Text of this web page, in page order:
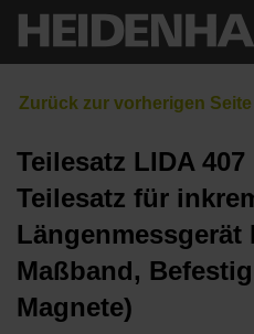
Teilesatz LIDA 407
Teilesatz für
Längenmessgerät
Maßband,
Magnete)